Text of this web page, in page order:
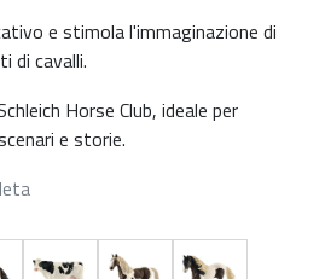
e stimola l'immaginazione di
di cavalli.
Horse Club, ideale per
e storie.